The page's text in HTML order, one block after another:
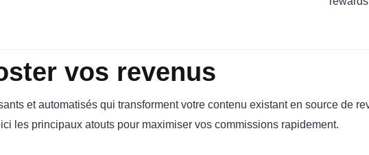
vos revenus
et automatisés qui transforment votre contenu existant en source de
les principaux atouts pour maximiser vos commissions rapidement.​